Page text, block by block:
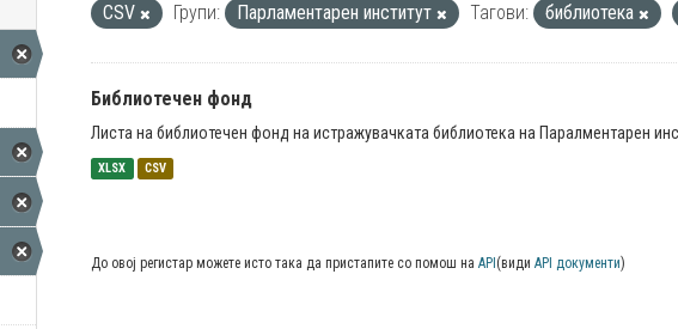
CSV
Групи: Парламентарен институт Тагови: библиотека
Библиотечен фонд
Листа на библиотечен фонд на истражувачката библиотека на Паралментарен
XLSX CSV
До овој регистар можете исто така да пристапите со помош на API (види API документи)